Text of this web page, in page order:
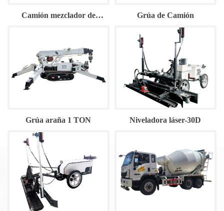
Camión mezclador de
Grúa de Camión
Grúa araña 1 TON Niveladora láser-30D